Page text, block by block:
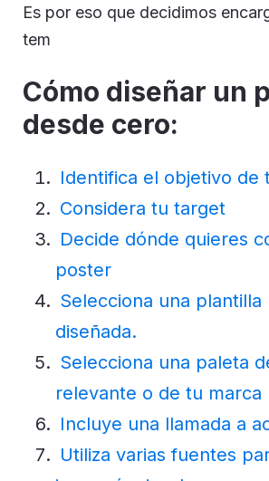
Es por eso que decidimos
tem
Cómo diseñar un
desde cero:
Identifica el objetivo de
Considera tu target
Decide dónde quieres
poster
Selecciona una plantilla
diseñada.
Selecciona una paleta
relevante o de tu marca
Incluye una llamada a
Utiliza varias fuentes